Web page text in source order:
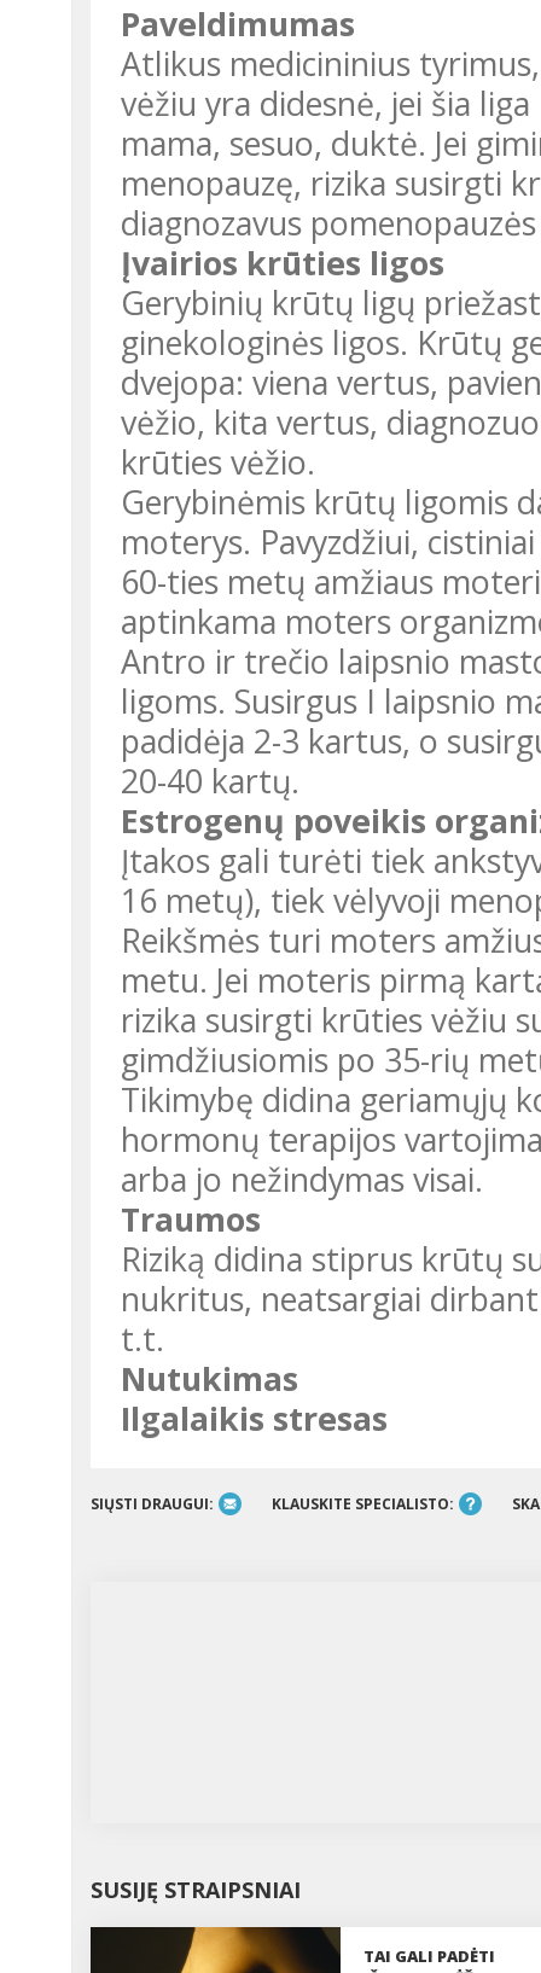
Paveldimumas
Atlikus medicininius
vėžiu yra didesnė, jei šia
mama, sesuo, duktė. Jei
menopauzę, rizika susirgti
diagnozavus
Įvairios krūties ligos
Gerybinių krūtų ligų
ginekologinės ligos. Krūtų
dvejopa: viena vertus,
vėžio, kita vertus,
krūties vėžio.
Gerybinėmis krūtų ligomis
moterys. Pavyzdžiui,
60-ties metų amžiaus
aptinkama moters
Antro ir trečio laipsnio
ligoms. Susirgus I laipsnio
padidėja 2-3 kartus, o
20-40 kartų.
Estrogenų poveikis
Įtakos gali turėti tiek
16 metų), tiek vėlyvoji
Reikšmės turi moters
metu. Jei moteris pirmą
rizika susirgti krūties vėžiu
gimdžiusiomis po 35-rių
Tikimybę didina geriamųjų
hormonų terapijos
arba jo nežindymas visai.
Traumos
Riziką didina stiprus krūtų
nukritus, neatsargiai
t.t.
Nutukimas
Ilgalaikis stresas
SIŲSTI DRAUGUI: KLAUSKITE SPECIALISTO:
SUSIJĘ STRAIPSNIAI
TAI GALI PADĖTI